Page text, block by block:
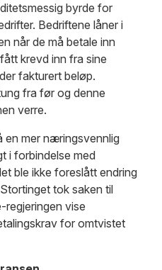
byrde for
Bedriftene låner i
når de må betale inn
krevd inn fra sine
fakturert beløp.
fra før og denne
verre.
en mer næringsvennlig
i forbindelse med
ble ikke foreslått endring
tok saken til
regjeringen vise
for omtvistet